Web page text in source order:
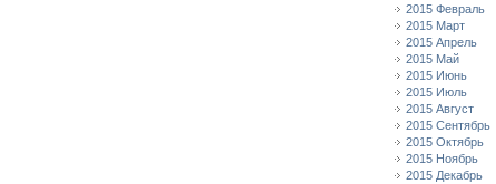
2015 Февраль
2015 Март
2015 Апрель
2015 Май
2015 Июнь
2015 Июль
2015 Август
2015 Сентябрь
2015 Октябрь
2015 Ноябрь
2015 Декабрь